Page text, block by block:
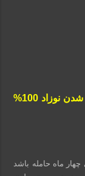
2 دعای مجرب برای پسر شدن فرزند و زیبا شدن نوزاد 100%
ماه حامله باشد